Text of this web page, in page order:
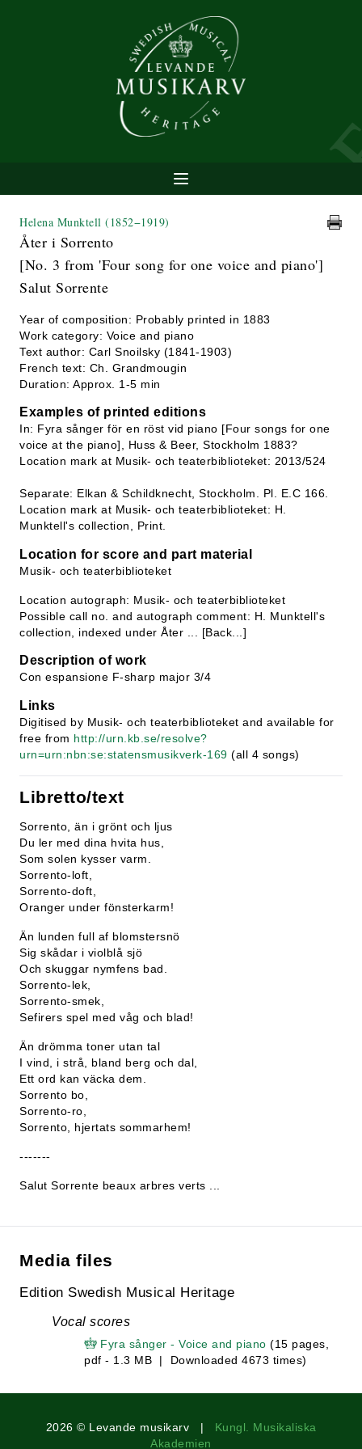
Helena Munktell (1852−1919)
Åter i Sorrento
[No. 3 from 'Four song for one voice and piano']
Salut Sorrente
Year of composition: Probably printed in 1883
Work category: Voice and piano
Text author: Carl Snoilsky (1841-1903)
French text: Ch. Grandmougin
Duration: Approx. 1-5 min
Examples of printed editions
In: Fyra sånger för en röst vid piano [Four songs for one
voice at the piano], Huss & Beer, Stockholm 1883?
Location mark at Musik- och teaterbiblioteket: 2013/524
Separate: Elkan & Schildknecht, Stockholm. Pl. E.C 166.
Location mark at Musik- och teaterbiblioteket: H.
Munktell's collection, Print.
Location for score and part material
Musik- och teaterbiblioteket
Location autograph: Musik- och teaterbiblioteket
Possible call no. and autograph comment: H. Munktell's
collection, indexed under Åter ... [Back...]
Description of work
Con espansione F-sharp major 3/4
Links
Digitised by Musik- och teaterbiblioteket and available for
free from http://urn.kb.se/resolve?
urn=urn:nbn:se:statensmusikverk-169 (all 4 songs)
Libretto/text
Sorrento, än i grönt och ljus
Du ler med dina hvita hus,
Som solen kysser varm.
Sorrento-loft,
Sorrento-doft,
Oranger under fönsterkarm!
Än lunden full af blomstersnö
Sig skådar i violblå sjö
Och skuggar nymfens bad.
Sorrento-lek,
Sorrento-smek,
Sefirers spel med våg och blad!
Än drömma toner utan tal
I vind, i strå, bland berg och dal,
Ett ord kan väcka dem.
Sorrento bo,
Sorrento-ro,
Sorrento, hjertats sommarhem!
-------
Salut Sorrente beaux arbres verts ...
Media files
Edition Swedish Musical Heritage
Vocal scores
Fyra sånger - Voice and piano (15 pages,
pdf - 1.3 MB | Downloaded 4673 times)
2026 © Levande musikarv | Kungl. Musikaliska
Akademien